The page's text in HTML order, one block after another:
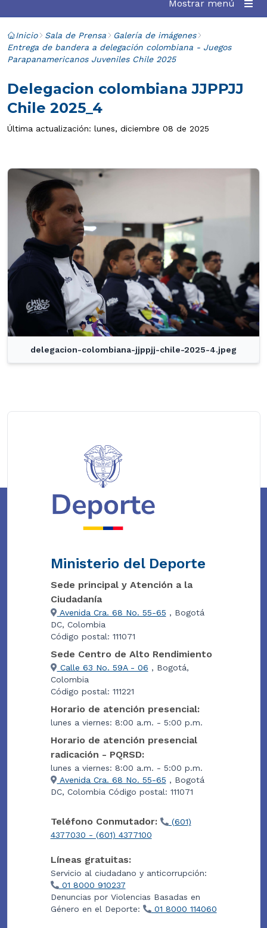
Mostrar menú
Inicio Sala de Prensa
Galería de imágenes
Entrega de bandera a delegación colombiana - Juegos
Parapanamericanos Juveniles Chile 2025
Delegacion colombiana JJPPJJ
Chile 2025_4
Última actualización: lunes, diciembre 08 de 2025
delegacion-colombiana-jjppjj-chile-2025-4.jpeg
Ministerio del Deporte
Sede principal y Atención a la
Ciudadanía
Avenida Cra. 68 No. 55-65 , Bogotá
DC, Colombia
Código postal: 111071
Sede Centro de Alto Rendimiento
Calle 63 No. 59A - 06 , Bogotá,
Colombia
Código postal: 111221
Horario de atención presencial:
lunes a viernes: 8:00 a.m. - 5:00 p.m.
Horario de atención presencial
radicación - PQRSD:
lunes a viernes: 8:00 a.m. - 5:00 p.m.
Avenida Cra. 68 No. 55-65 , Bogotá
DC, Colombia Código postal: 111071
Teléfono Conmutador:
(601)
4377030 - (601) 4377100
Líneas gratuitas:
Servicio al ciudadano y anticorrupción:
01 8000 910237
Denuncias por Violencias Basadas en
Género en el Deporte:
01 8000 114060